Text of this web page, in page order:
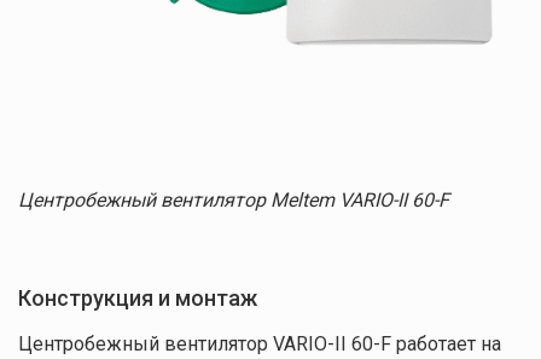
Центробежный вентилятор Meltem VARIO-II 60-F
Конструкция и монтаж
Центробежный вентилятор VARIO-II 60-F работает на